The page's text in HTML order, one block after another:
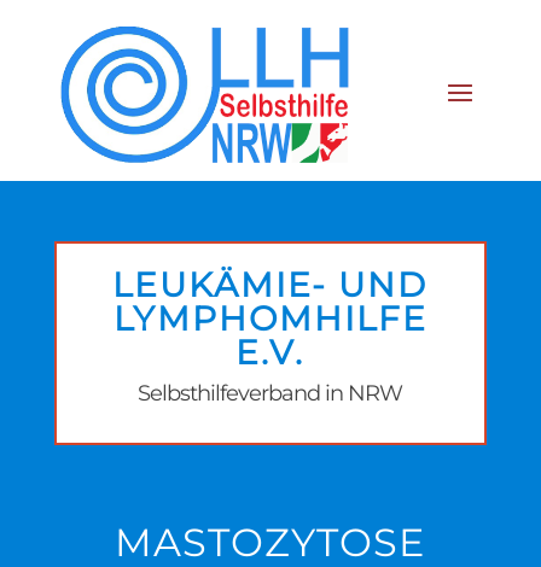
LEUKÄMIE- UND
LYMPHOMHILFE
E.V.
Selbsthilfeverband in NRW
MASTOZYTOSE